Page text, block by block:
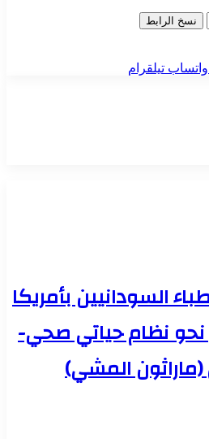
نسخ الرابط
واتساب تيلقرام
السودانيين بأمريكا
نظام حياتي صحي-
المشي)